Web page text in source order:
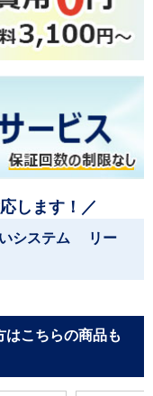
します！／
システム リー
はこちらの商品も